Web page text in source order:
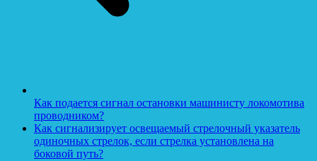
Как подается сигнал остановки машинисту локомотива
проводником?
Как сигнализирует освещаемый стрелочный указатель
одиночных стрелок, если стрелка установлена на
боковой путь?